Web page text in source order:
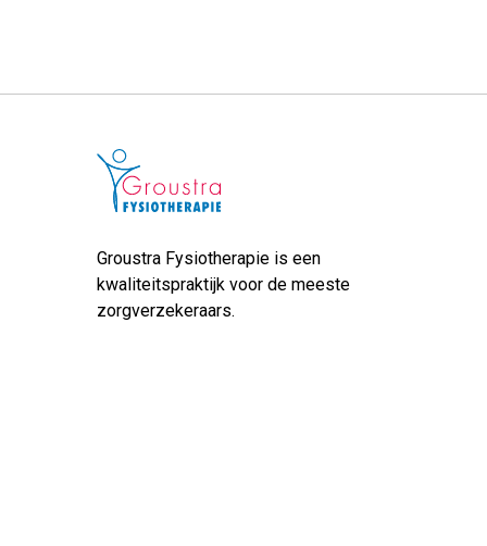
Groustra Fysiotherapie is een
kwaliteitspraktijk voor de meeste
zorgverzekeraars.